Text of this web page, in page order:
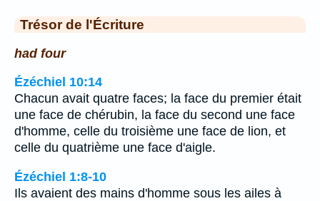
Trésor de l'Écriture
had four
Ézéchiel 10:14
Chacun avait quatre faces; la face du premier était
une face de chérubin, la face du second une face
d'homme, celle du troisième une face de lion, et
celle du quatrième une face d'aigle.
Ézéchiel 1:8-10
Ils avaient des mains d'homme sous les ailes à